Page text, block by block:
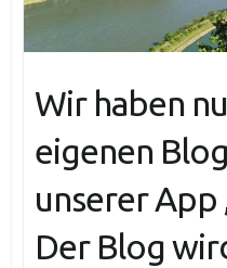
Wir haben
eigenen
unserer App
Der Blog